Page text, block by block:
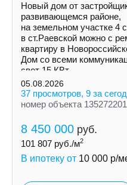
Новый дом от
развивающемся районе,
на земельном участке 4
в ст.Раевской можно с
квартиру в
Дом со всеми
свет 15 КВт
индивидуальная скважина
септик
05.08.2026
37 просмотров, 9 за
номер объекта 135272201
8 450 000 руб.
101 807 руб./м2
В ипотеку от 10 000 р/